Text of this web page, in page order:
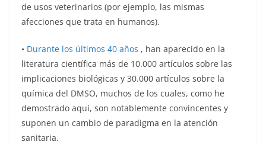
de usos veterinarios (por ejemplo, las mismas
afecciones que trata en humanos).
• Durante los últimos 40 años , han aparecido en la
literatura científica más de 10.000 artículos sobre las
implicaciones biológicas y 30.000 artículos sobre la
química del DMSO, muchos de los cuales, como he
demostrado aquí, son notablemente convincentes y
suponen un cambio de paradigma en la atención
sanitaria.